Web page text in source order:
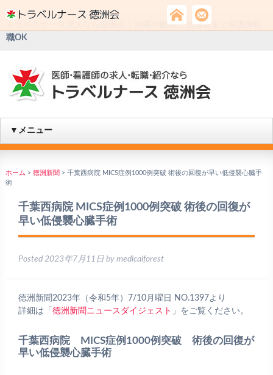
トラベルナース求人なら徳洲会！沖縄や離島、北海道まで看護師転
職OK
▼メニュー
ホーム > 徳洲新聞 > 千葉西病院 MICS症例1000例突破 術後の回復が早い低侵襲心臓手
術
千葉西病院 MICS症例1000例突破 術後の回復が
早い低侵襲心臓手術
Posted 2023年7月11日 by medicalforest
徳洲新聞2023年（令和5年）7/10月曜日 NO.1397より
詳細は「 徳洲新聞ニュースダイジェスト 」をご覧ください。
千葉西病院 MICS症例1000例突破 術後の回復が
早い低侵襲心臓手術